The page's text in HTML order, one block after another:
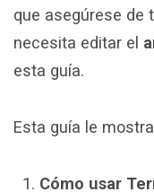
que asegúrese de
necesita editar el
esta guía.
Esta guía le
Cómo usar